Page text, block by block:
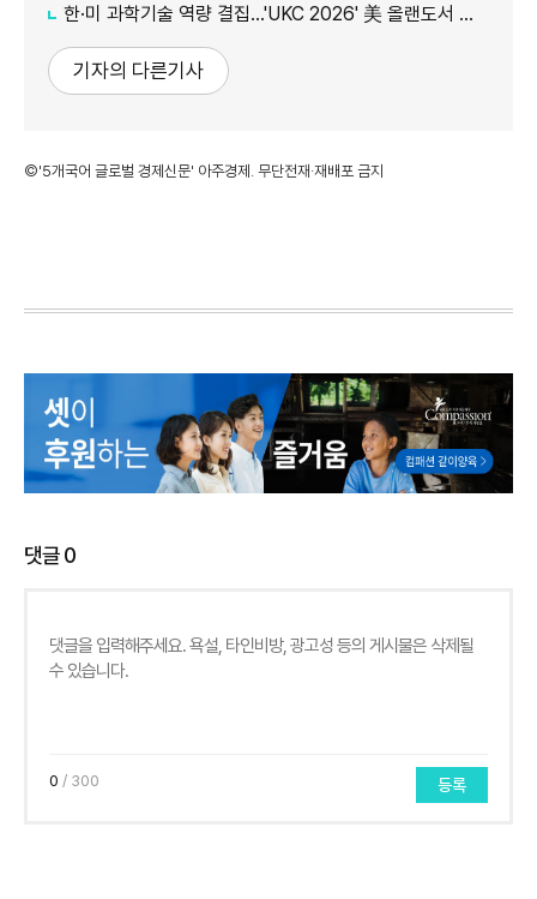
한·미 과학기술 역량 결집…'UKC 2026' 美 올랜도서 개막
기자의 다른기사
©'5개국어 글로벌 경제신문' 아주경제. 무단전재·재배포 금지
댓글0
0 / 300 등록